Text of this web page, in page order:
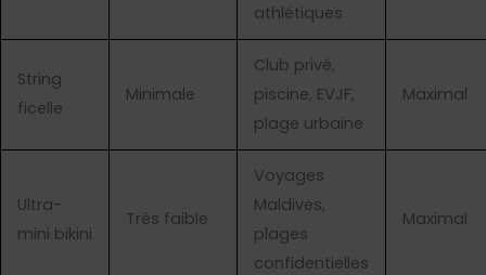
athlétiques
String
ficelle
Minimale
Club privé,
piscine, EVJF,
plage urbaine
Maximal
Ultra-
mini bikini
Très faible
Voyages
Maldives,
plages
confidentielles
Maximal